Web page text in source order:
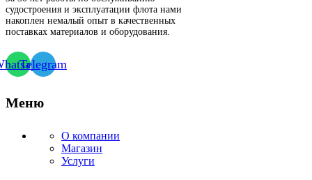
судостроения и эксплуатации флота нами
накоплен немалый опыт в качественных
поставках материалов и оборудования.
Telegram
Меню
О компании
Магазин
Услуги